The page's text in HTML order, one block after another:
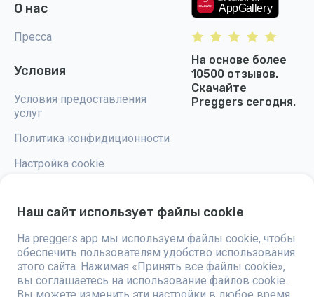
О нас
Пресса
Условия
Условия предоставления
услуг
Политика конфидиционности
Настройка cookie
На основе более
10500 отзывов.
Скачайте
Preggers сегодня.
Preggers — это приложение, разработанное шведской компанией
Stroller AB в 2017 году, направленное на упрощение родительства для
будущих и новоиспеченных родителей по всему миру. Благодаря
разнообразной команде и сотрудничеству с экспертами, были
разработаны удобные в использовании приложения, которыми
пользуются более двух миллионов человек. Preggers предлагает
Наш сайт использует файлы cookie
На preggers.app мы используем файлы cookie, чтобы
обеспечить пользователям удобство использования
этого сайта. Нажимая «Принять все файлы cookie»,
вы соглашаетесь на использование файлов cookie.